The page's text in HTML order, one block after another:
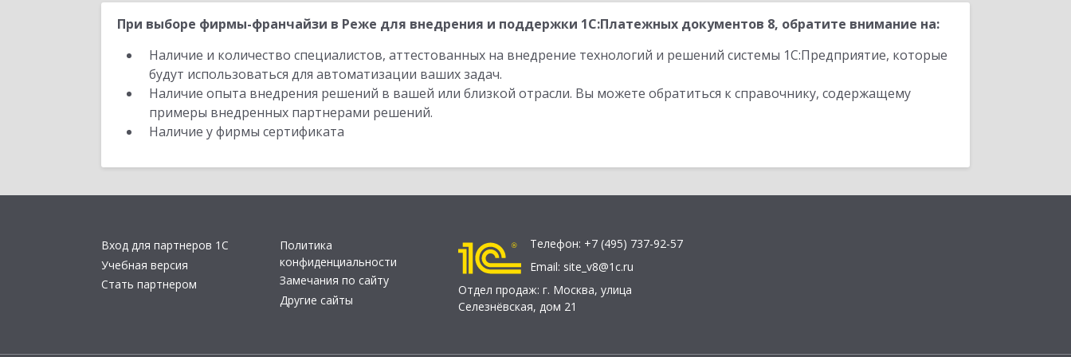
При выборе фирмы-франчайзи в Реже для внедрения и поддержки 1С:Платежных документов 8, обратите внимание на:
Наличие и количество специалистов, аттестованных на внедрение технологий и решений системы 1С:Предприятие, которые
будут использоваться для автоматизации ваших задач.
Наличие опыта внедрения решений в вашей или близкой отрасли. Вы можете обратиться к справочнику, содержащему
примеры внедренных партнерами решений.
Наличие у фирмы сертификата
Вход для партнеров 1С
Учебная версия
Стать партнером
Политика
конфиденциальности
Замечания по сайту
Другие сайты
Телефон: +7 (495) 737-92-57
Email: site_v8@1c.ru
Отдел продаж: г. Москва, улица
Селезнёвская, дом 21